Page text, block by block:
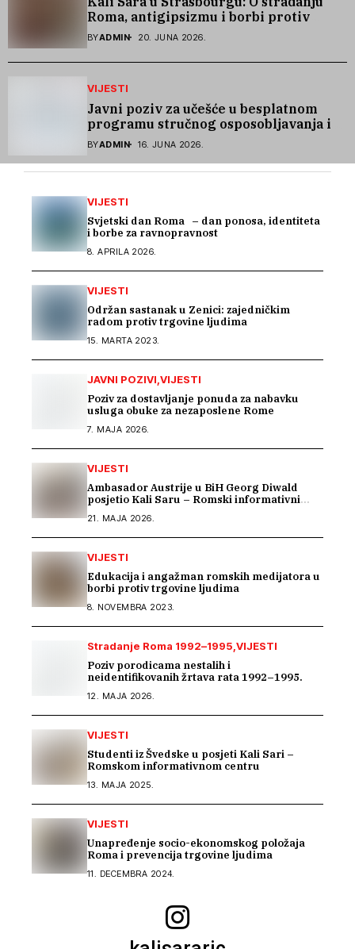
Roma, antigipsizmu i borbi protiv
govora mržnje
BYADMIN 20. JUNA 2026.
VIJESTI
Javni poziv za učešće u besplatnom
programu stručnog osposobljavanja i
podrške pri zapošljavanju
BYADMIN 16. JUNA 2026.
VIJESTI
Svjetski dan Roma – dan ponosa, identiteta
i borbe za ravnopravnost
8. APRILA 2026.
VIJESTI
Održan sastanak u Zenici: zajedničkim
radom protiv trgovine ljudima
15. MARTA 2023.
JAVNI POZIVI VIJESTI
Poziv za dostavljanje ponuda za nabavku
usluga obuke za nezaposlene Rome
7. MAJA 2026.
VIJESTI
Ambasador Austrije u BiH Georg Diwald
posjetio Kali Saru – Romski informativni
21. MAJA 2026.
VIJESTI
Edukacija i angažman romskih medijatora u
borbi protiv trgovine ljudima
8. NOVEMBRA 2023.
Stradanje Roma 1992–1995 VIJESTI
Poziv porodicama nestalih i
neidentifikovanih žrtava rata 1992–1995.
12. MAJA 2026.
VIJESTI
Studenti iz Švedske u posjeti Kali Sari –
Romskom informativnom centru
13. MAJA 2025.
VIJESTI
Unapređenje socio-ekonomskog položaja
Roma i prevencija trgovine ljudima
11. DECEMBRA 2024.